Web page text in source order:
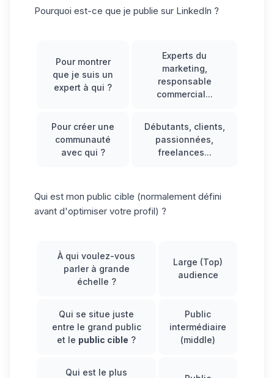
Pourquoi est-ce que je publie sur LinkedIn ?
Pour montrer
que je suis un
expert à qui ?
Experts du
marketing,
responsable
commercial...
Pour créer une
communauté
avec qui ?
Débutants, clients,
passionnées,
freelances...
Qui est mon public cible (normalement défini
avant d'optimiser votre profil) ?
À qui voulez-vous
parler à grande
échelle ?
Large (Top)
audience
Qui se situe juste
entre le grand public
et le public cible ?
Public
intermédiaire
(middle)
Qui est le plus